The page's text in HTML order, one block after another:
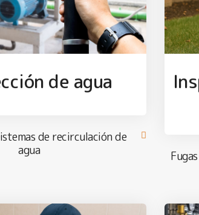
de agua
de recirculación de
agua